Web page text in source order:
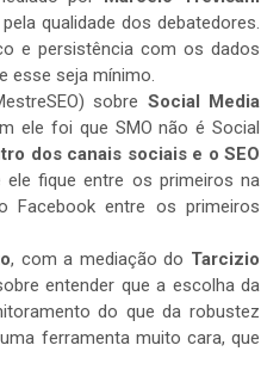
qualidade dos debatedores.
e persistência com os dados
esse seja mínimo.
sobre Social Media
ele foi que SMO não é Social
dos canais sociais e o SEO
ele fique entre os primeiros na
Facebook entre os primeiros
, com a mediação do Tarcizio
entender que a escolha da
do que da robustez
ferramenta muito cara, que